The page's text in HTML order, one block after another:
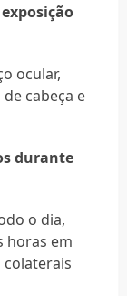
ocular,
cabeça e
durante
o dia,
horas em
colaterais